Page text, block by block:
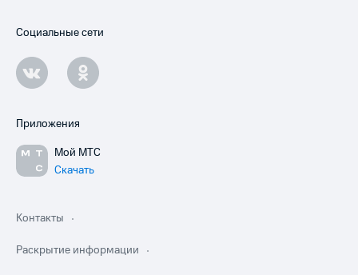
Социальные сети
Приложения
Мой МТС
Скачать
Контакты
Раскрытие информации